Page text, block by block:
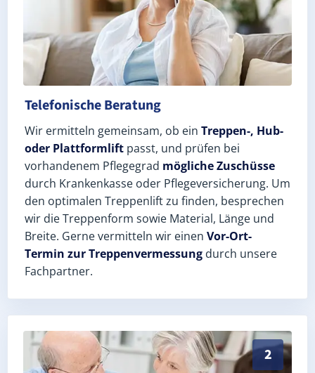
Telefonische Beratung
Wir ermitteln gemeinsam, ob ein Treppen-, Hub-
oder Plattformlift passt, und prüfen bei
vorhandenem Pflegegrad mögliche Zuschüsse
durch Krankenkasse oder Pflegeversicherung. Um
den optimalen Treppenlift zu finden, besprechen
wir die Treppenform sowie Material, Länge und
Breite. Gerne vermitteln wir einen Vor-Ort-
Termin zur Treppenvermessung durch unsere
Fachpartner.
2
Exaktes Aufmaß in Linda (Elster) (Landkreis